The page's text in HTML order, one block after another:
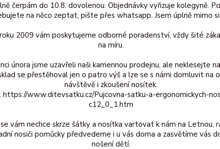
a mytí Popolini osuška s oušky - Natur
osuška s oušky - Natur
čerpám do 10.8. dovolenou. Objednávky vyřizuje kolegyně.
na něco zeptat, pište přes whatsapp. Jsem úplně mimo
2009 vám poskytujeme odborné poradenství, vždy šité
na míru.
února jsme uzavřeli naši kamennou prodejnu, ale neklesejte
se přestěhoval jen o patro výš a lze se s námi domluvit na
návštěvě i zkoušení nosítek.
https://www.ditevsatku.cz/Pujcovna-satku-a-ergonomickych-
c12_0_1.htm
vám nechce skrze šátky a nosítka vartovat k nám na Letnou,
nosiči pomůcky předvedeme i u vás doma a zasvětíme vás
nošení dětí.